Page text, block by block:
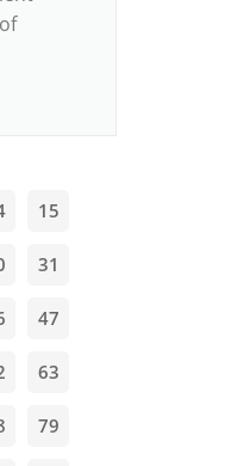
15
31
47
63
79